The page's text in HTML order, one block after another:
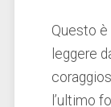
Questo è
leggere
l’ultimo